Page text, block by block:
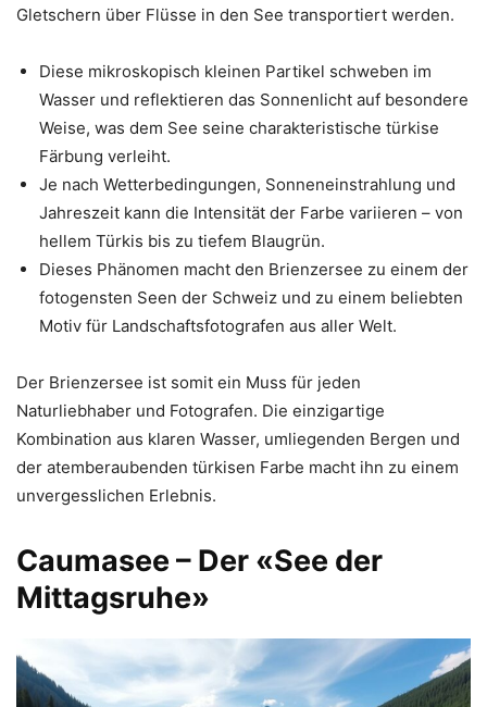
Gletschern über Flüsse in den See transportiert werden.
Diese mikroskopisch kleinen Partikel schweben im
Wasser und reflektieren das Sonnenlicht auf besondere
Weise, was dem See seine charakteristische türkise
Färbung verleiht.
Je nach Wetterbedingungen, Sonneneinstrahlung und
Jahreszeit kann die Intensität der Farbe variieren – von
hellem Türkis bis zu tiefem Blaugrün.
Dieses Phänomen macht den Brienzersee zu einem der
fotogensten Seen der Schweiz und zu einem beliebten
Motiv für Landschaftsfotografen aus aller Welt.
Der Brienzersee ist somit ein Muss für jeden
Naturliebhaber und Fotografen. Die einzigartige
Kombination aus klaren Wasser, umliegenden Bergen und
der atemberaubenden türkisen Farbe macht ihn zu einem
unvergesslichen Erlebnis.
Caumasee – Der «See der
Mittagsruhe»